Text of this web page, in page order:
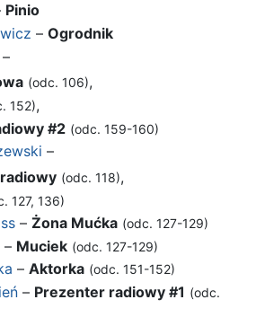
Pinio
– Ogrodnik
–
(odc. 106),
152),
#2 (odc. 159-160)
–
(odc. 118),
127, 136)
– Żona Mućka (odc. 127-129)
– Muciek (odc. 127-129)
– Aktorka (odc. 151-152)
– Prezenter radiowy #1 (odc.